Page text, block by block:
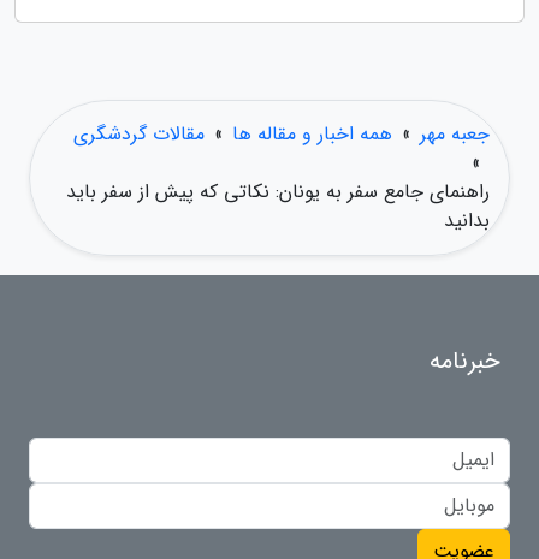
جعبه مهر » همه اخبار و مقاله ها » مقالات گردشگری
»
راهنمای جامع سفر به یونان: نکاتی که پیش از سفر باید
بدانید
خبرنامه
عضویت